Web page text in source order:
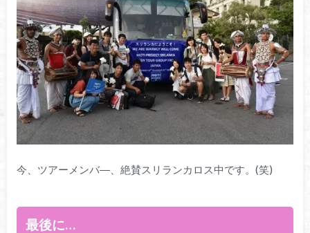
今、ツアーメンバ―、絶賛スリランカロス中です。(笑)
最後に…